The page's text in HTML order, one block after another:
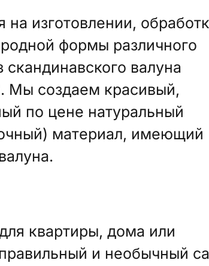
изготовлении,
формы различного
валуна
Мы создаем красивый,
по цене натуральный
материал, имеющий
квартиры, дома или
и необычный